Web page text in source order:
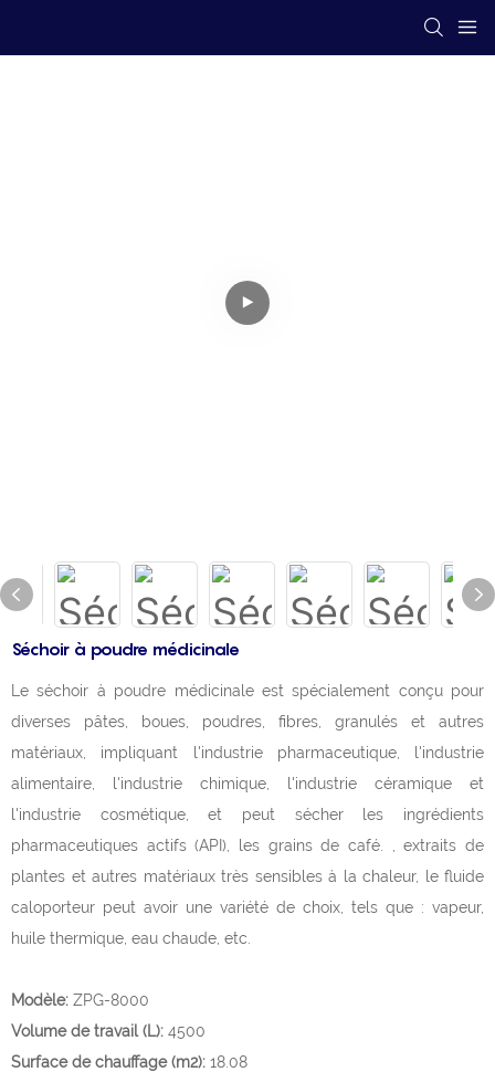
Séchoir à poudre médicinale
Le séchoir à poudre médicinale est spécialement conçu pour
diverses pâtes, boues, poudres, fibres, granulés et autres
matériaux, impliquant l'industrie pharmaceutique, l'industrie
alimentaire, l'industrie chimique, l'industrie céramique et
l'industrie cosmétique, et peut sécher les ingrédients
pharmaceutiques actifs (API), les grains de café. , extraits de
plantes et autres matériaux très sensibles à la chaleur, le fluide
caloporteur peut avoir une variété de choix, tels que : vapeur,
huile thermique, eau chaude, etc.
Modèle: ZPG-8000
Volume de travail (L): 4500
Surface de chauffage (m2): 18.08